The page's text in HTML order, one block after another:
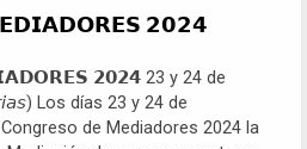
𝟮𝟬𝟮𝟰
𝟮𝟬𝟮𝟰 23 y 24 de
Los días 23 y 24 de
de Mediadores 2024 la